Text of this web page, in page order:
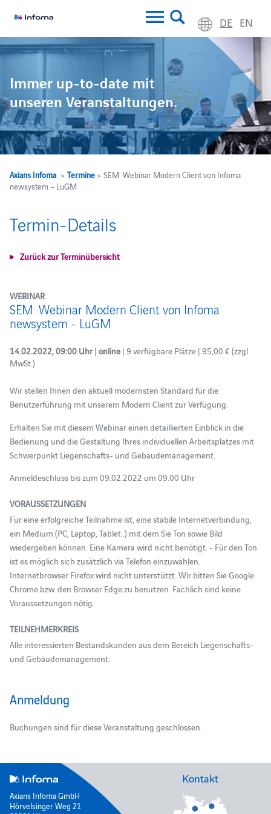
DE EN
Immer up-to-date mit
unseren Veranstaltungen.
Axians Infoma> Termine> SEM: Webinar Modern Client von Infoma
newsystem – LuGM
Termin-Details
Zurück zur Terminübersicht
WEBINAR
SEM: Webinar Modern Client von Infoma
newsystem - LuGM
14.02.2022, 09:00 Uhr| online | 9 verfügbare Plätze | 95,00 € (zzgl.
MwSt.)
Wir stellen Ihnen den aktuell modernsten Standard für die
Benutzerführung mit unserem Modern Client zur Verfügung.
Erhalten Sie mit diesem Webinar einen detaillierten Einblick in die
Bedienung und die Gestaltung Ihres individuellen Arbeitsplatzes mit
Schwerpunkt Liegenschafts- und Gebäudemanagement.
Anmeldeschluss bis zum 09.02.2022 um 09.00 Uhr
VORAUSSETZUNGEN
Für eine erfolgreiche Teilnahme ist, eine stabile Internetverbindung,
ein Medium (PC, Laptop, Tablet..) mit dem Sie Ton sowie Bild
wiedergeben können. Eine Kamera wird nicht benötigt. - Für den Ton
ist es möglich sich zusätzlich via Telefon einzuwählen.
Internetbrowser Firefox wird nicht unterstützt. Wir bitten Sie Google
Chrome bzw. den Browser Edge zu benutzen. Fachlich sind keine
Voraussetzungen nötig.
TEILNEHMERKREIS
Alle interessierten Bestandskunden aus dem Bereich Liegenschafts-
und Gebäudemanagement.
Anmeldung
Buchungen sind für diese Veranstaltung geschlossen.
Axians Infoma GmbH
Hörvelsinger Weg 21
Kontakt